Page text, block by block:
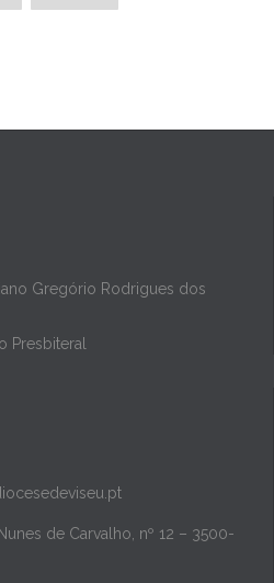
Gregório Rodrigues dos
Presbiteral
de Carvalho, nº 12 – 3500-